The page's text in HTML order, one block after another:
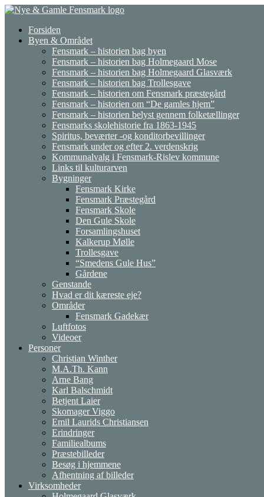
Gå
indholdForsiden
Byen & Området
Fensmark – historien bag byen
Fensmark – historien bag Holmegaard Mose
Fensmark – historien bag Holmegaard Glasværk
Fensmark – historien bag Trollesgave
Fensmark – historien om Fensmark præstegård
Fensmark – historien om “De gamles hjem”
Fensmark – historien belyst gennem folketællinger
Fensmarks skolehistorie fra 1863-1945
Spiritus, beværter -og konditorbevillinger
Fensmark under og efter 2. verdenskrig
Kommunalvalg i Fensmark-Rislev kommune
Links til kulturarven
Bygninger
Fensmark Kirke
Fensmark Præstegård
Fensmark Skole
Den Gule Skole
Forsamlingshuset
Kalkerup Mølle
Trollesgave
“Smedens Gule Hus”
Gårdene
Genstande
Hvad er dit kæreste eje?
Områder
Fensmark Gadekær
Luftfotos
Videoer
Personer
Christian Winther
M.A.Th. Kann
Arne Bang
Karl Balschmidt
Betjent Laier
Skomager Viggo
Emil Laurids Christiansen
Erindringer
Familiealbums
Præstebilleder
Besøg i hjemmene
Afhentning af billeder
Virksomheder